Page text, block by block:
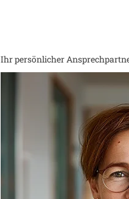
Ihr persönlicher